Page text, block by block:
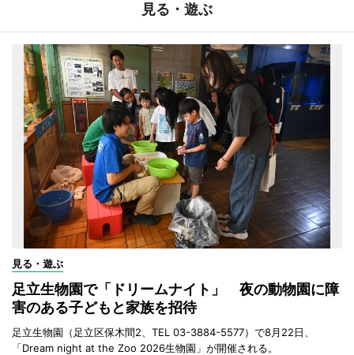
見る・遊ぶ
見る・遊ぶ
足立生物園で「ドリームナイト」 夜の動物園に障
害のある子どもと家族を招待
足立生物園（足立区保木間2、TEL 03-3884-5577）で8月22日、
「Dream night at the Zoo 2026生物園」が開催される。